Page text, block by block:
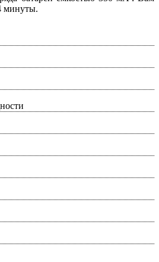
минуты.